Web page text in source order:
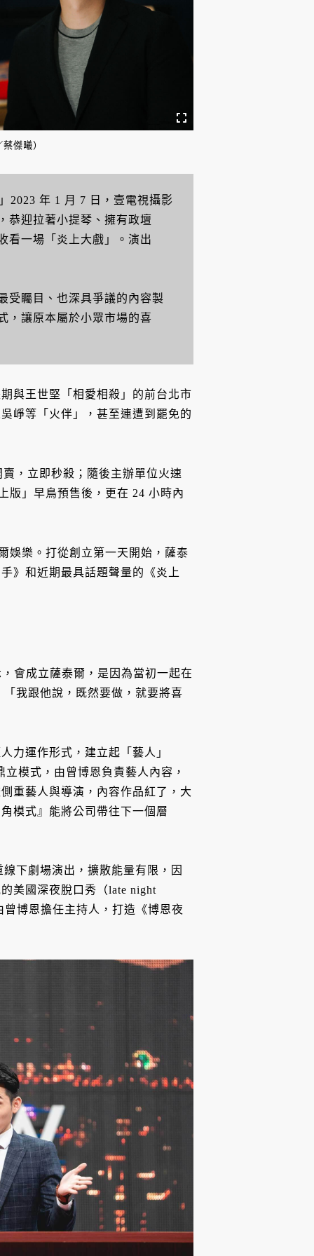
傑曦）
2023 年 1 月 7 日，壹電視攝影
恭迎拉著小提琴、擁有政壇
看一場「炎上大戲」。演出
受矚目、也深具爭議的內容製
，讓原本屬於小眾市場的喜
與王世堅「相愛相殺」的前台北市
崢等「火伴」，甚至連遭到罷免的
，立即秒殺；隨後主辦單位火速
版」早鳥預售後，更在 24 小時內
娛樂。打從創立第一天開始，薩泰
》和近期最具話題聲量的《炎上
會成立薩泰爾，是因為當初一起在
我跟他說，既然要做，就要將喜
力運作形式，建立起「藝人」
模式，由曾博恩負責藝人內容，
重藝人與導演，內容作品紅了，大
模式』能將公司帶往下一個層
下劇場演出，擴散能量有限，因
美國深夜脫口秀（late night
博恩擔任主持人，打造《博恩夜